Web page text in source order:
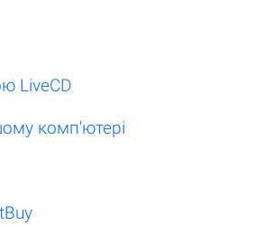
LiveCD
комп'ютері